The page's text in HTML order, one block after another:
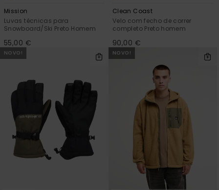
Mission
Luvas técnicas para
Snowboard/Ski Preto Homem
55,00 €
Clean Coast
Velo com fecho de correr
completo Preto homem
90,00 €
NOVO! NOVO!